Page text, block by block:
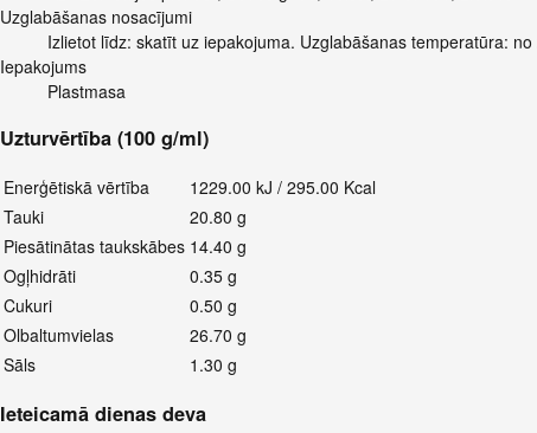
Uzglabāšanas nosacījumi
Izlietot līdz: skatīt uz iepakojuma. Uzglabāšanas temperatūra: no
Iepakojums
Plastmasa
Uzturvērtība (100 g/ml)
Enerģētiskā vērtība
1229.00 kJ / 295.00 Kcal
Tauki
20.80 g
Piesātinātas taukskābes 14.40 g
Ogļhidrāti
0.35 g
Cukuri
0.50 g
Olbaltumvielas
26.70 g
Sāls
1.30 g
Ieteicamā dienas deva